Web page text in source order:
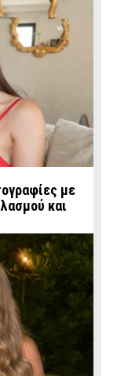
με
και